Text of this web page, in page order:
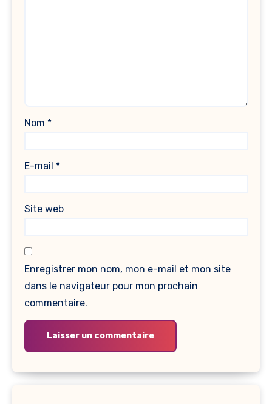
Nom *
E-mail *
Site web
Enregistrer mon nom, mon e-mail et mon site
dans le navigateur pour mon prochain
commentaire.